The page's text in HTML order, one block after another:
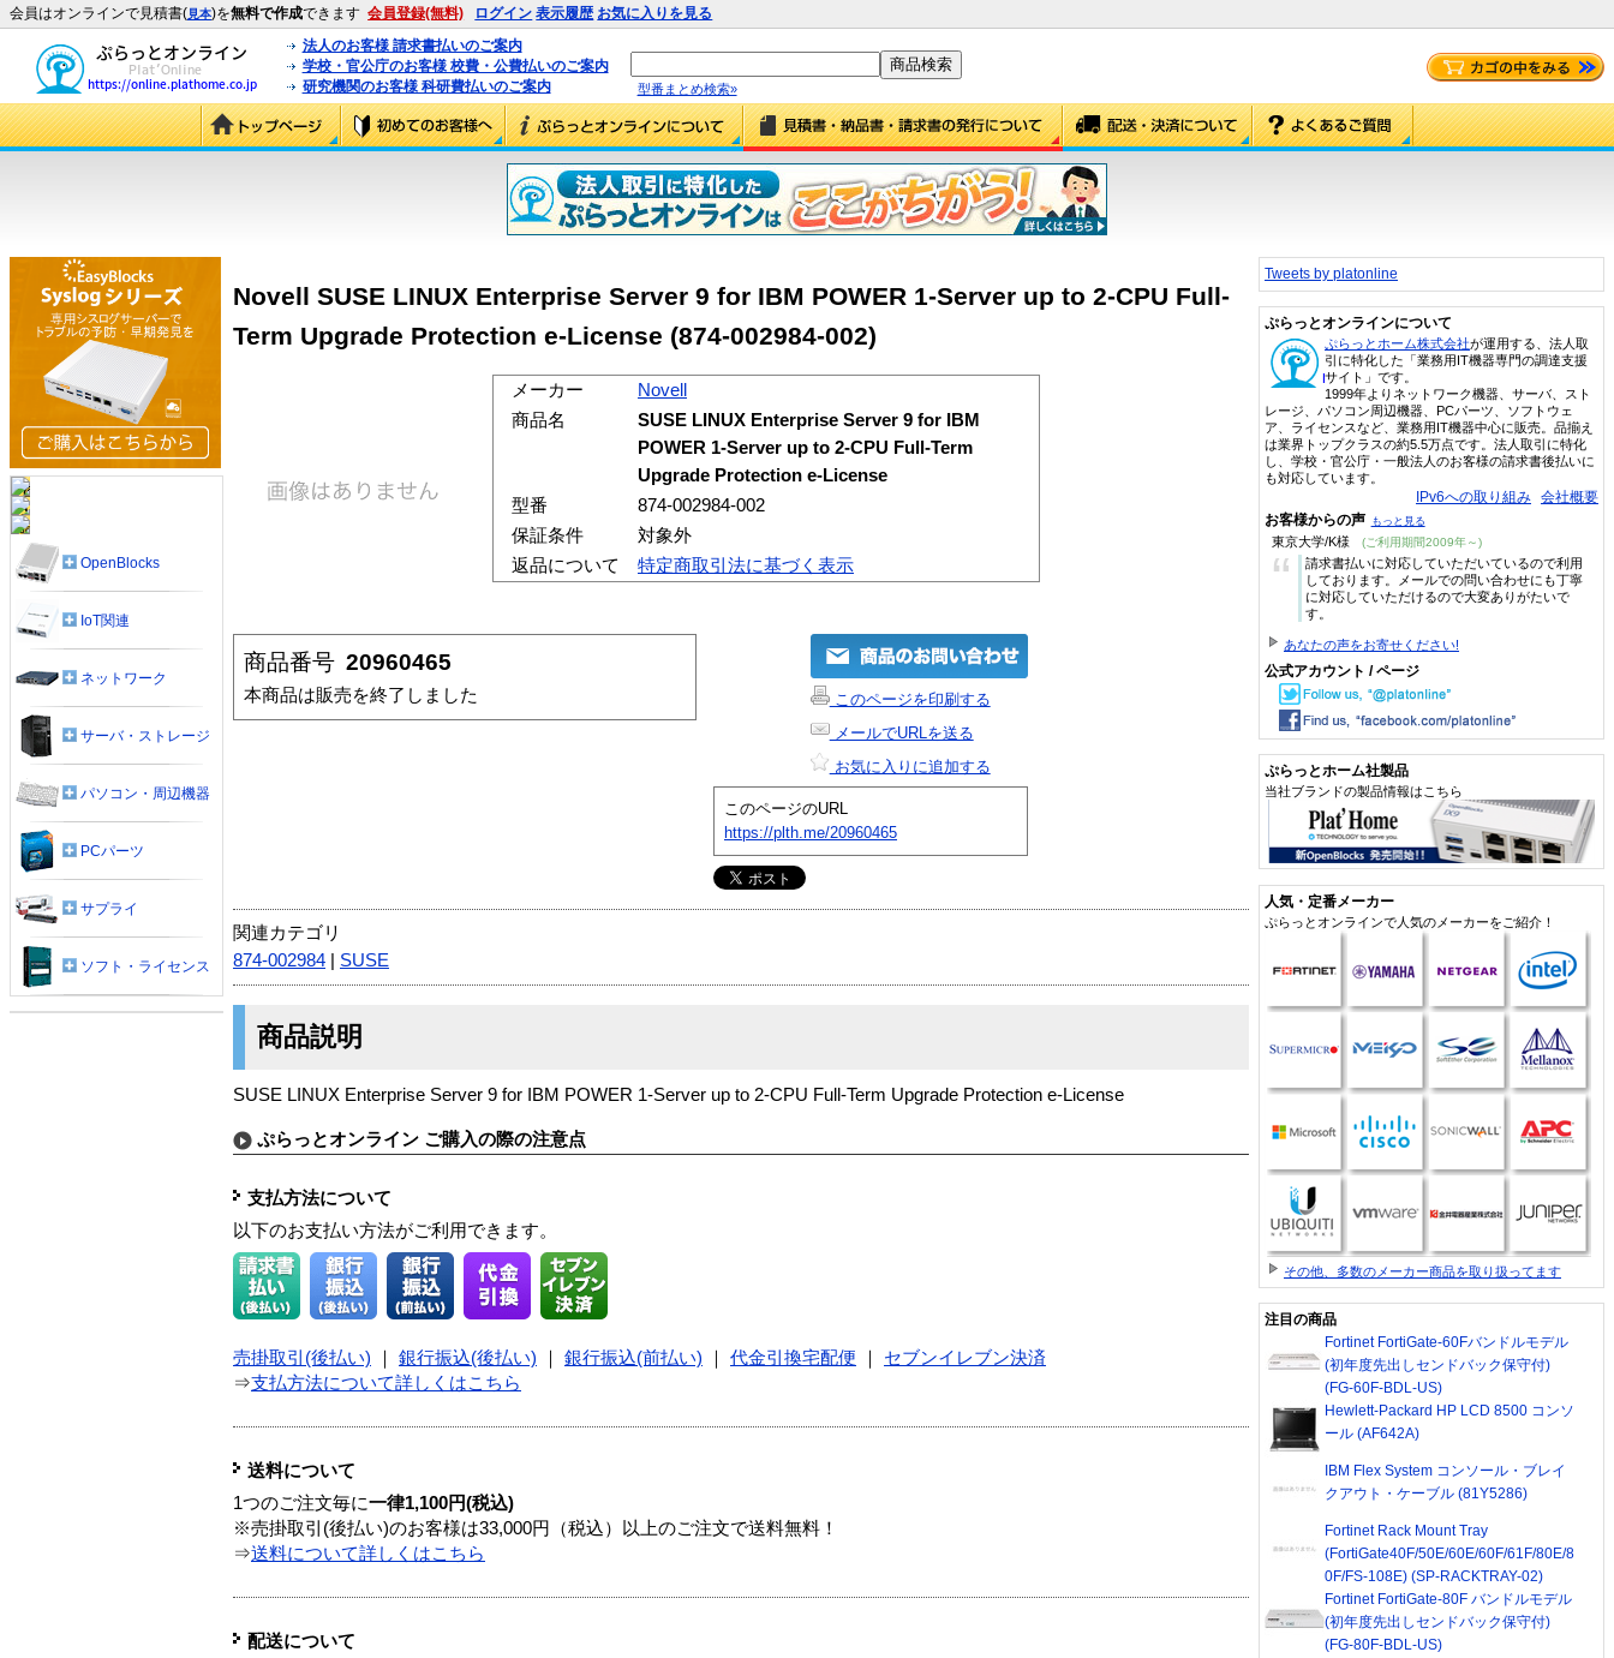
会員はオンラインで見積書(見本)を無料で作成できます 会員登録(無料) ログイン 表示履歴 お気に入りを見る
法人のお客様 請求書払いのご案内
学校・官公庁のお客様 校費・公費払いのご案内
研究機関のお客様 科研費払いのご案内
型番まとめ検索»
Novell SUSE LINUX Enterprise Server 9 for IBM POWER 1-Server up to 2-CPU Full-
Term Upgrade Protection e-License (874-002984-002)
メーカー
Novell
商品名
SUSE LINUX Enterprise Server 9 for IBM
POWER 1-Server up to 2-CPU Full-Term
Upgrade Protection e-License
型番
874-002984-002
保証条件
対象外
返品について
特定商取引法に基づく表示
商品番号 20960465
本商品は販売を終了しました
このページを印刷する
メールでURLを送る
お気に入りに追加する
このページのURL
https://plth.me/20960465
関連カテゴリ
874-002984
SUSE
商品説明
SUSE LINUX Enterprise Server 9 for IBM POWER 1-Server up to 2-CPU Full-Term Upgrade Protection e-License
ぷらっとオンライン ご購入の際の注意点
支払方法について
以下のお支払い方法がご利用できます。
売掛取引(後払い) 銀行振込(後払い) 銀行振込(前払い) 代金引換宅配便
セブンイレブン決済
⇒支払方法について詳しくはこちら
送料について
1つのご注文毎に一律1,100円(税込)
※売掛取引(後払い)のお客様は33,000円（税込）以上のご注文で送料無料！
⇒送料について詳しくはこちら
配送について
OpenBlocks
IoT関連
ネットワーク
サーバ・ストレージ
パソコン・周辺機器
PCパーツ
サプライ
ソフト・ライセンス
Tweets by platonline
ぷらっとオンラインについて
ぷらっとホーム株式会社が運用する、法人取
引に特化した「業務用IT機器専門の調達支援
サイト」です。
1999年よりネットワーク機器、サーバ、スト
レージ、パソコン周辺機器、PCパーツ、ソフトウェ
ア、ライセンスなど、業務用IT機器中心に販売。品揃え
は業界トップクラスの約5.5万点です。法人取引に特化
し、学校・官公庁・一般法人のお客様の請求書後払いに
も対応しています。
IPv6への取り組み 会社概要
お客様からの声 もっと見る
東京大学/K様 (ご利用期間2009年～)
“
請求書払いに対応していただいているので利用
しております。メールでの問い合わせにも丁寧
に対応していただけるので大変ありがたいで
す。
あなたの声をお寄せください!
公式アカウント / ページ
ぷらっとホーム社製品
当社ブランドの製品情報はこちら
人気・定番メーカー
ぷらっとオンラインで人気のメーカーをご紹介！
その他、多数のメーカー商品を取り扱ってます
注目の商品
Fortinet FortiGate-60Fバンドルモデル
(初年度先出しセンドバック保守付)
(FG-60F-BDL-US)
Hewlett-Packard HP LCD 8500 コンソ
ール (AF642A)
IBM Flex System コンソール・ブレイ
クアウト・ケーブル (81Y5286)
Fortinet Rack Mount Tray
(FortiGate40F/50E/60E/60F/61F/80E/8
0F/FS-108E) (SP-RACKTRAY-02)
Fortinet FortiGate-80F バンドルモデル
(初年度先出しセンドバック保守付)
(FG-80F-BDL-US)